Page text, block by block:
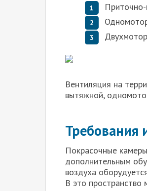
Вентиляция на
вытяжной,
Требования
Покрасочные
дополнительным
воздуха
В это пространство